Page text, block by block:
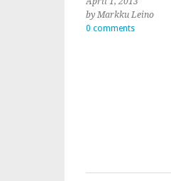
by Markku Leino
0 comments